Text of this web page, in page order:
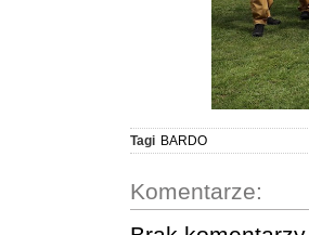
Tagi BARDO
Komentarze: